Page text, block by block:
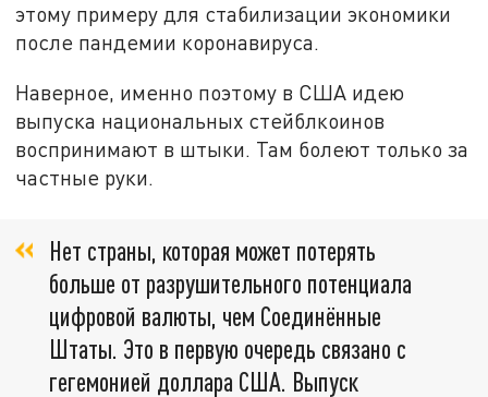
этому примеру для стабилизации экономики
после пандемии коронавируса.
Наверное, именно поэтому в США идею
выпуска национальных стейблкоинов
воспринимают в штыки. Там болеют только за
частные руки.
Нет страны, которая может потерять
больше от разрушительного потенциала
цифровой валюты, чем Соединённые
Штаты. Это в первую очередь связано с
гегемонией доллара США. Выпуск